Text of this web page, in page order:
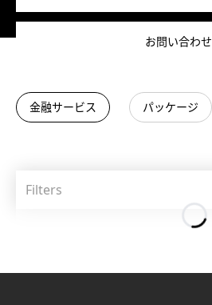
お問い合わせ
パッケージ
金融サービス
Filters